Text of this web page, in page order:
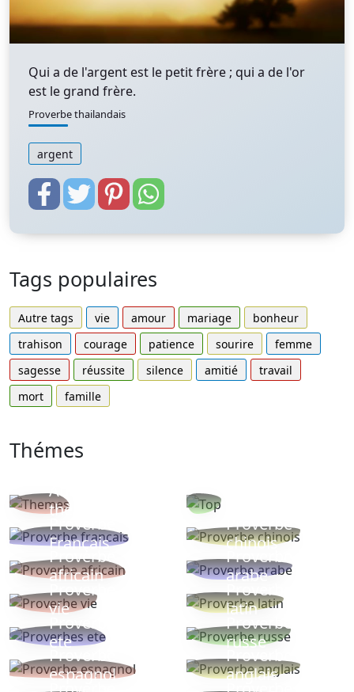
Qui a de l'argent est le petit frère ; qui a de l'or
est le grand frère.
Proverbe thailandais
argent
Tags populaires
Autre tags vie amour mariage
bonheur
trahison
courage patience sourire
femme
sagesse
réussite silence amitié
travail
mort
famille
Thémes
Autres
thèmes
Proverbe
Français
Proverbe
chinois
Proverbe
africain
Proverbe
arabe
Proverbe
vie
Proverbe
latin
Proverbes
ete
Proverbe
russe
Proverbe
espagnol
Proverbe
anglais